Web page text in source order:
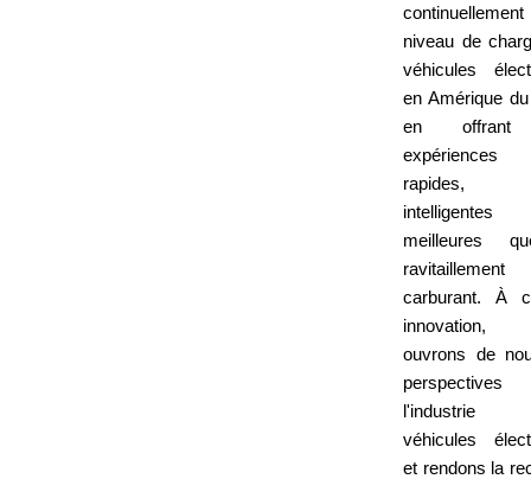
niveau de
véhicules
en Amérique
en offrant
rapides,
meilleures
carburant. À
innovation,
ouvrons de
l'industrie
véhicules
et rendons la